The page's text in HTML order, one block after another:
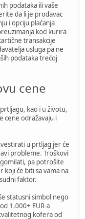
podataka ili vaše
da li je prodavac
i opciju plaćanja
kod kurira
transakcije
usluga pa ne
podataka trećoj
cene
kao i u životu,
cene odražavaju i
u prtljag jer će
probleme. Troškovi
pa potrošite
koji će biti sa vama na
faktor.
statusni simbol nego
1.000+ EUR-a
kofera od